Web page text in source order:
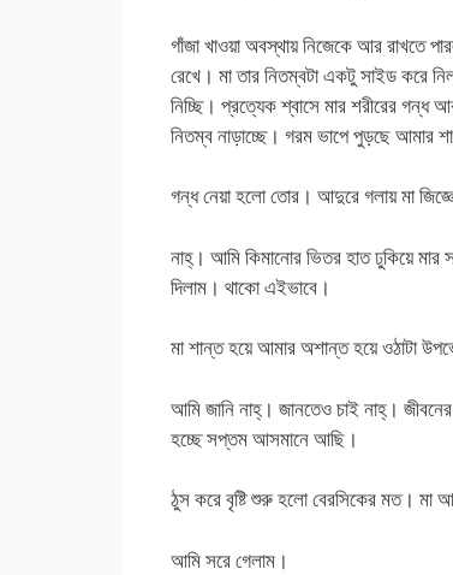
গাঁজা খাওয়া অবস্থায় নিজেকে আর রাখতে
রেখে। মা তার নিতম্বটা একটু সাইড করে
নিচ্ছি। প্রত্যেক শ্বাসে মার শরীরের গন্ধ
নিতম্ব নাড়াচ্ছে। গরম ভাপে পুড়ছে আমার
গন্ধ নেয়া হলো তোর। আদুরে গলায় মা
নাহ্। আমি কিমানোর ভিতর হাত ঢুকিয়ে
দিলাম। থাকো এইভাবে।
মা শান্ত হয়ে আমার অশান্ত হয়ে ওঠাটা
আমি জানি নাহ্। জানতেও চাই নাহ্।
হচ্ছে সপ্তম আসমানে আছি।
ঠুস করে বৃষ্টি শুরু হলো বেরসিকের মত।
আমি সরে গেলাম।